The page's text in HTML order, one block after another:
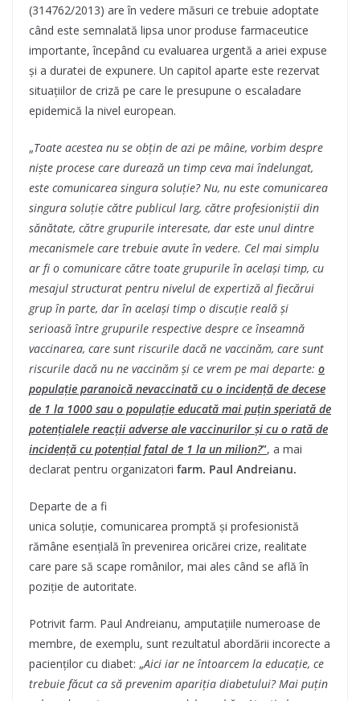
(314762/2013) are în vedere măsuri ce trebuie adoptate
când este semnalată lipsa unor produse farmaceutice
importante, începând cu evaluarea urgentă a ariei expuse
și a duratei de expunere. Un capitol aparte este rezervat
situațiilor de criză pe care le presupune o escaladare
epidemică la nivel european.
„Toate acestea nu se obțin de azi pe mâine, vorbim despre
niște procese care durează un timp ceva mai îndelungat,
este comunicarea singura soluție? Nu, nu este comunicarea
singura soluție către publicul larg, către profesioniștii din
sănătate, către grupurile interesate, dar este unul dintre
mecanismele care trebuie avute în vedere. Cel mai simplu
ar fi o comunicare către toate grupurile în același timp, cu
mesajul structurat pentru nivelul de expertiză al fiecărui
grup în parte, dar în același timp o discuție reală și
serioasă între grupurile respective despre ce înseamnă
vaccinarea, care sunt riscurile dacă ne vaccinăm, care sunt
riscurile dacă nu ne vaccinăm și ce vrem pe mai departe: o
populație paranoică nevaccinată cu o incidență de decese
de 1 la 1000 sau o populație educată mai puțin speriată de
potențialele reacții adverse ale vaccinurilor și cu o rată de
incidență cu potențial fatal de 1 la un milion?”, a mai
declarat pentru organizatori farm. Paul Andreianu.
Departe de a fi
unica soluție, comunicarea promptă și profesionistă
rămâne esențială în prevenirea oricărei crize, realitate
care pare să scape românilor, mai ales când se află în
poziție de autoritate.
Potrivit farm. Paul Andreianu, amputațiile numeroase de
membre, de exemplu, sunt rezultatul abordării incorecte a
pacienților cu diabet: „Aici iar ne întoarcem la educație, ce
trebuie făcut ca să prevenim apariția diabetului? Mai puțin